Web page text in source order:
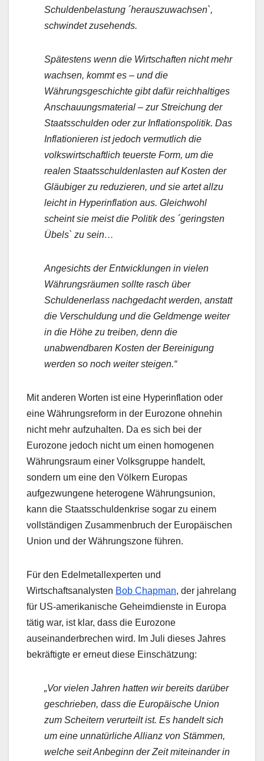
Schuldenbelastung ´herauszuwachsen`,
schwindet zusehends.
Spätestens wenn die Wirtschaften nicht mehr
wachsen, kommt es – und die
Währungsgeschichte gibt dafür reichhaltiges
Anschauungsmaterial – zur Streichung der
Staatsschulden oder zur Inflationspolitik. Das
Inflationieren ist jedoch vermutlich die
volkswirtschaftlich teuerste Form, um die
realen Staatsschuldenlasten auf Kosten der
Gläubiger zu reduzieren, und sie artet allzu
leicht in Hyperinflation aus. Gleichwohl
scheint sie meist die Politik des ´geringsten
Übels` zu sein…
Angesichts der Entwicklungen in vielen
Währungsräumen sollte rasch über
Schuldenerlass nachgedacht werden, anstatt
die Verschuldung und die Geldmenge weiter
in die Höhe zu treiben, denn die
unabwendbaren Kosten der Bereinigung
werden so noch weiter steigen.“
Mit anderen Worten ist eine Hyperinflation oder
eine Währungsreform in der Eurozone ohnehin
nicht mehr aufzuhalten. Da es sich bei der
Eurozone jedoch nicht um einen homogenen
Währungsraum einer Volksgruppe handelt,
sondern um eine den Völkern Europas
aufgezwungene heterogene Währungsunion,
kann die Staatsschuldenkrise sogar zu einem
vollständigen Zusammenbruch der Europäischen
Union und der Währungszone führen.
Für den Edelmetallexperten und
Wirtschaftsanalysten Bob Chapman, der jahrelang
für US-amerikanische Geheimdienste in Europa
tätig war, ist klar, dass die Eurozone
auseinanderbrechen wird. Im Juli dieses Jahres
bekräftigte er erneut diese Einschätzung:
„Vor vielen Jahren hatten wir bereits darüber
geschrieben, dass die Europäische Union
zum Scheitern verurteilt ist. Es handelt sich
um eine unnatürliche Allianz von Stämmen,
welche seit Anbeginn der Zeit miteinander in